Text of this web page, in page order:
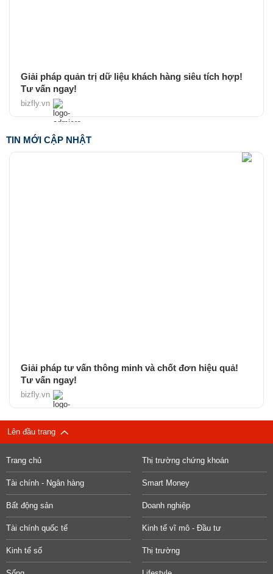
Giải pháp quản trị dữ liệu khách hàng siêu tích hợp!
Tư vấn ngay!
bizfly.vn
TIN MỚI CẬP NHẬT
Giải pháp tư vấn thông minh và chốt đơn hiệu quả!
Tư vấn ngay!
bizfly.vn
Lên đầu trang
Trang chủ Thị trường chứng khoán
Tài chính - Ngân hàng Smart Money
Bất động sản Doanh nghiệp
Tài chính quốc tế Kinh tế vĩ mô - Đầu tư
Kinh tế số Thị trường